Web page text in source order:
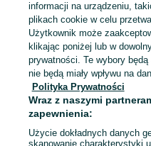
Mapa kategorii
Mapa miejscowości
Mapa ministron
Popularne wyszukiwania
informacji na urządzeniu,
plikach cookie w celu
Użytkownik może
klikając poniżej lub w
prywatności. Te wybory
nie będą miały wpływu na
Polityka Prywatności
Wraz z naszymi
zapewnienia:
Użycie dokładnych danych
skanowanie charakterystyki